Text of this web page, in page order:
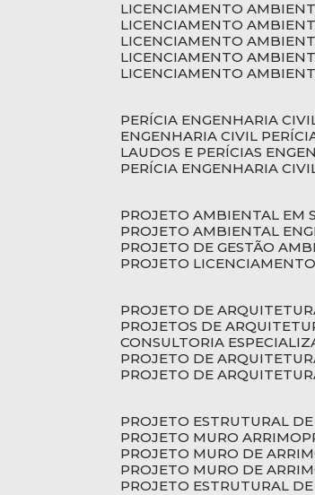
LICENCIAMENTO
LICENCIAMENTO
LICENCIAMENTO
LICENCIAMENTO
LICENCIAMENTO
PERÍCIA ENGENHARIA
ENGENHARIA CIVIL
LAUDOS E PERÍCIAS
PERÍCIA ENGENHARIA
PROJETO AMBIENTAL EM
PROJETO AMBIENTAL
PROJETO DE GESTÃO
PROJETO
PROJETO DE
PROJETOS DE
CONSULTORIA
PROJETO DE
PROJETO DE
PROJETO ESTRUTURAL
PROJETO MURO ARRIMO
PROJETO MURO DE
PROJETO MURO DE
PROJETO ESTRUTURAL